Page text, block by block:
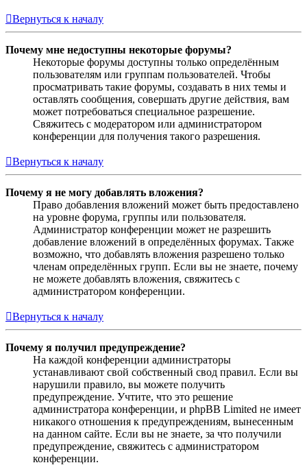
Вернуться к началу
Почему мне недоступны некоторые форумы?
Некоторые форумы доступны только определённым
пользователям или группам пользователей. Чтобы
просматривать такие форумы, создавать в них темы и
оставлять сообщения, совершать другие действия, вам
может потребоваться специальное разрешение.
Свяжитесь с модератором или администратором
конференции для получения такого разрешения.
Вернуться к началу
Почему я не могу добавлять вложения?
Право добавления вложений может быть предоставлено
на уровне форума, группы или пользователя.
Администратор конференции может не разрешить
добавление вложений в определённых форумах. Также
возможно, что добавлять вложения разрешено только
членам определённых групп. Если вы не знаете, почему
не можете добавлять вложения, свяжитесь с
администратором конференции.
Вернуться к началу
Почему я получил предупреждение?
На каждой конференции администраторы
устанавливают свой собственный свод правил. Если вы
нарушили правило, вы можете получить
предупреждение. Учтите, что это решение
администратора конференции, и phpBB Limited не имеет
никакого отношения к предупреждениям, вынесенным
на данном сайте. Если вы не знаете, за что получили
предупреждение, свяжитесь с администратором
конференции.